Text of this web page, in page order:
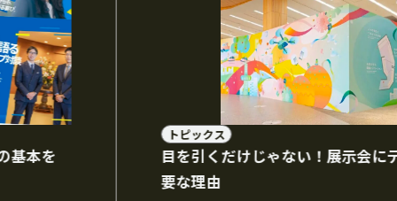
基本を
トピックス
目を引くだけじゃない！展示会に
要な理由